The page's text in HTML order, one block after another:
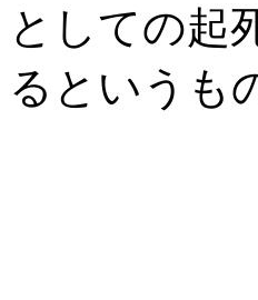
としての起
るというも